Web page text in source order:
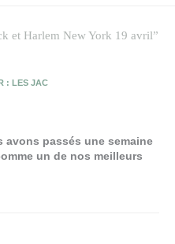
et Harlem New York 19 avril”
: LES JAC
avons passés une semaine
un de nos meilleurs